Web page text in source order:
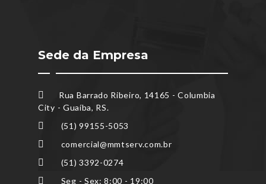
Sede da Empresa
Rua Barrado Ribeiro, 14165 - Columbia
City - Guaíba, RS.
(51) 99155-5053
comercial@mmtserv.com.br
(51) 3392-0274
Seg - Sex: 8:00 - 19:00